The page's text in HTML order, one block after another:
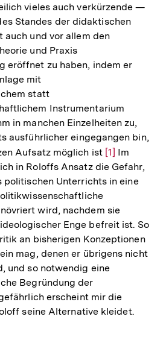
vieles auch verkürzende —
Standes der didaktischen
auch und vor allem den
und Praxis
eröffnet zu haben, indem er
mit
statt
Instrumentarium
in manchen Einzelheiten zu,
ausführlicher eingegangen bin,
Aufsatz möglich ist Zur
Auflösung
der
[1] Im
in Roloffs Ansatz die Gefahr,
Unterrichts in eine
wird, nachdem sie
Enge befreit ist. So
an bisherigen Konzeptionen
mag, denen er übrigens nicht
und so notwendig eine
Begründung der
erscheint mir die
seine Alternative kleidet.